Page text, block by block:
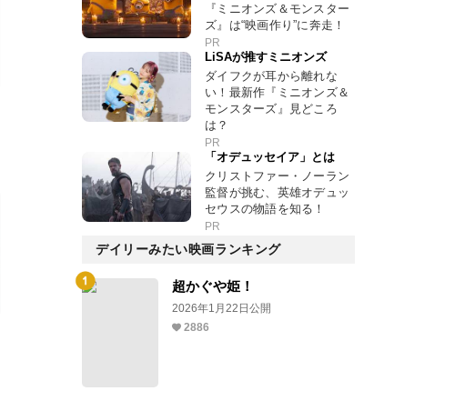
『ミニオンズ＆モンスター
ズ』は“映画作り”に奔走！
PR
LiSAが推すミニオンズ
ダイフクが耳から離れな
い！最新作『ミニオンズ＆
モンスターズ』見どころ
は？
PR
「オデュッセイア」とは
クリストファー・ノーラン
監督が挑む、英雄オデュッ
セウスの物語を知る！
PR
デイリーみたい映画ランキング
超かぐや姫！
2026年1月22日公開
2886